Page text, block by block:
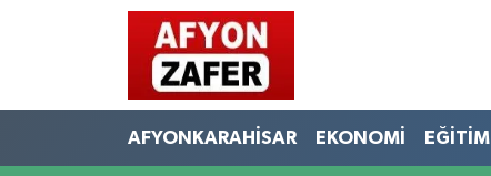
AFYONKARAHİSAR EKONOMİ EĞİTİM